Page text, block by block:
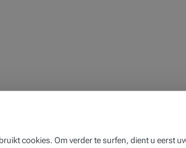
cookies. Om verder te surfen, dient u eerst